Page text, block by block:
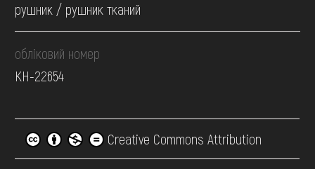
рушник / рушник тканий
обліковий номер
КН-22654
Creative Commons Attribution